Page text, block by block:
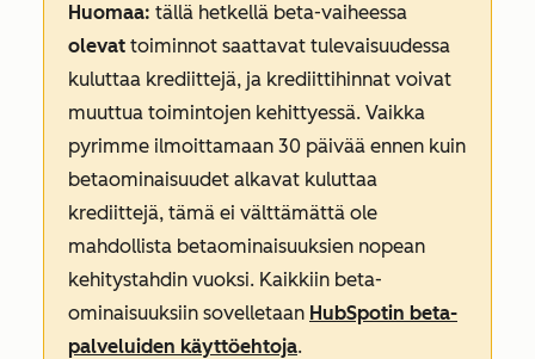
Huomaa: tällä hetkellä beta-vaiheessa
olevat toiminnot saattavat tulevaisuudessa
kuluttaa krediittejä, ja krediittihinnat voivat
muuttua toimintojen kehittyessä. Vaikka
pyrimme ilmoittamaan 30 päivää ennen kuin
betaominaisuudet alkavat kuluttaa
krediittejä, tämä ei välttämättä ole
mahdollista betaominaisuuksien nopean
kehitystahdin vuoksi. Kaikkiin beta-
ominaisuuksiin sovelletaan HubSpotin beta-
palveluiden käyttöehtoja.